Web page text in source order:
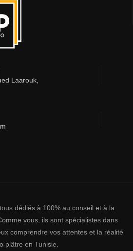
Laarouk,
dédiés à 100% au conseil et à la
vous, ils sont spécialistes dans
comprendre vos attentes et la réalité
plâtre en Tunisie.